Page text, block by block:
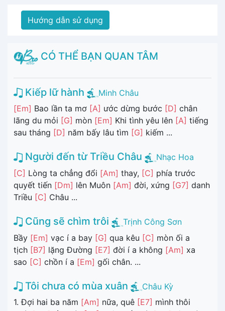
Hướng dẫn sử dụng
CÓ THỂ BẠN QUAN TÂM
Kiếp lữ hành
Minh Châu
[Em] Bao lần ta mơ [A] ước dừng bước [D] chân
lãng du mỏi [G] mòn [Em] Khi tình yêu lên [A] tiếng
sau tháng [D] năm bấy lâu tìm [G] kiếm ...
Người đến từ Triều Châu
Nhạc Hoa
[C] Lòng ta chẳng đổi [Am] thay, [C] phía trước
quyết tiến [Dm] lên Muôn [Am] đời, xứng [G7] danh
Triều [C] Châu ...
Cũng sẽ chìm trôi
Trịnh Công Sơn
Bầy [Em] vạc í a bay [G] qua kêu [C] mòn ối a
tịch [B7] lặng Đường [E7] đời í a không [Am] xa
sao [C] chồn í a [Em] gối chân. ...
Tôi chưa có mùa xuân
Châu Kỳ
1. Đợi hai ba năm [Am] nữa, quê [E7] mình thôi